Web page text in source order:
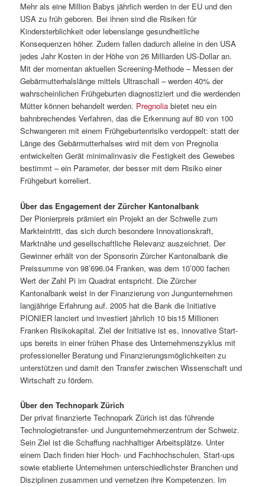
Mehr als eine Million Babys jährlich werden in der EU und den
USA zu früh geboren. Bei ihnen sind die Risiken für
Kindersterblichkeit oder lebenslange gesundheitliche
Konsequenzen höher. Zudem fallen dadurch alleine in den USA
jedes Jahr Kosten in der Höhe von 26 Milliarden US-Dollar an.
Mit der momentan aktuellen Screening-Methode – Messen der
Gebärmutterhalslänge mittels Ultraschall – werden 40% der
wahrscheinlichen Frühgeburten diagnostiziert und die werdenden
Mütter können behandelt werden. Pregnolia bietet neu ein
bahnbrechendes Verfahren, das die Erkennung auf 80 von 100
Schwangeren mit einem Frühgeburtenrisiko verdoppelt: statt der
Länge des Gebärmutterhalses wird mit dem von Pregnolia
entwickelten Gerät minimalinvasiv die Festigkeit des Gewebes
bestimmt – ein Parameter, der besser mit dem Risiko einer
Frühgeburt korreliert.
Über das Engagement der Zürcher Kantonalbank
Der Pionierpreis prämiert ein Projekt an der Schwelle zum
Markteintritt, das sich durch besondere Innovationskraft,
Marktnähe und gesellschaftliche Relevanz auszeichnet. Der
Gewinner erhält von der Sponsorin Zürcher Kantonalbank die
Preissumme von 98’696.04 Franken, was dem 10’000 fachen
Wert der Zahl Pi im Quadrat entspricht. Die Zürcher
Kantonalbank weist in der Finanzierung von Jungunternehmen
langjährige Erfahrung auf. 2005 hat die Bank die Initiative
PIONIER lanciert und investiert jährlich 10 bis15 Millionen
Franken Risikokapital. Ziel der Initiative ist es, innovative Start-
ups bereits in einer frühen Phase des Unternehmenszyklus mit
professioneller Beratung und Finanzierungsmöglichkeiten zu
unterstützen und damit den Transfer zwischen Wissenschaft und
Wirtschaft zu fördern.
Über den Technopark Zürich
Der privat finanzierte Technopark Zürich ist das führende
Technologietransfer- und Jungunternehmerzentrum der Schweiz.
Sein Ziel ist die Schaffung nachhaltiger Arbeitsplätze. Unter
einem Dach finden hier Hoch- und Fachhochschulen, Start-ups
sowie etablierte Unternehmen unterschiedlichster Branchen und
Disziplinen zusammen und vernetzen ihre Kompetenzen. Im